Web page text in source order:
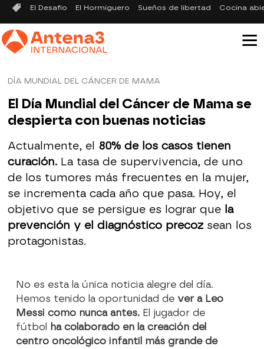
El Desafío El Hormiguero Sueños de libertad Cocina
DÍA MUNDIAL DEL CÁNCER DE MAMA
El Día Mundial del Cáncer de Mama se
despierta con buenas noticias
Actualmente, el 80% de los casos tienen
curación.La tasa de supervivencia, de uno
de los tumores más frecuentes en la mujer,
se incrementa cada año que pasa. Hoy, el
objetivo que se persigue es lograr que la
prevención y el diagnóstico precoz sean los
protagonistas.
No es esta la única noticia alegre del día.
Hemos tenido la oportunidad de ver a Leo
Messi como nunca antes. El jugador de
fútbol
ha colaborado en la creación del
centro oncológico infantil más grande de